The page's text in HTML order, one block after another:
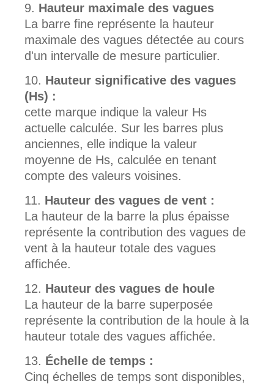
Hauteur maximale des vagues
La barre fine représente la hauteur
maximale des vagues détectée au cours
d'un intervalle de mesure particulier.
Hauteur significative des vagues
(Hs) :
cette marque indique la valeur Hs
actuelle calculée. Sur les barres plus
anciennes, elle indique la valeur
moyenne de Hs, calculée en tenant
compte des valeurs voisines.
Hauteur des vagues de vent :
La hauteur de la barre la plus épaisse
représente la contribution des vagues de
vent à la hauteur totale des vagues
affichée.
Hauteur des vagues de houle
La hauteur de la barre superposée
représente la contribution de la houle à la
hauteur totale des vagues affichée.
Échelle de temps :
Cinq échelles de temps sont disponibles,